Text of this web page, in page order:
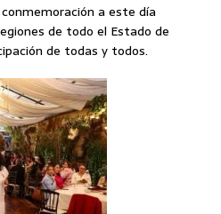
a este día
de todo el Estado de
de todas y todos.